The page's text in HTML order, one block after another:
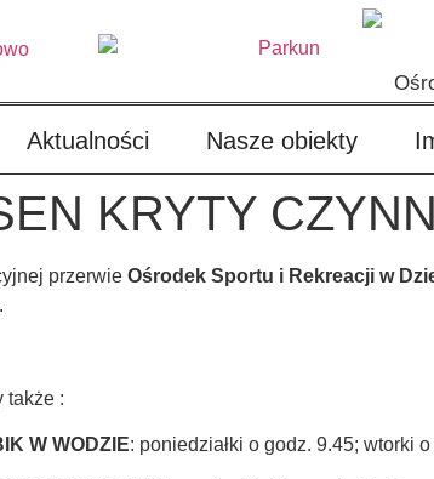
Aktualności Nasze obiekty
KRYTY
przerwie Ośrodek Sportu i Rekreacji w
.
także :
W WODZIE: poniedziałki o godz. 9.45; wtorki